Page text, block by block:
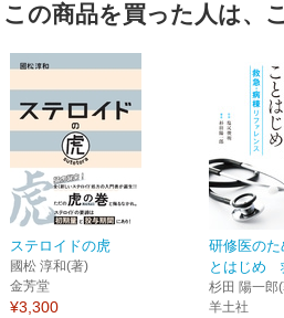
この商品を買った人は、
ステロイドの虎
國松 淳和(著)
金芳堂
¥3,300
研修医のた
とはじめ
杉田 陽一郎
羊土社